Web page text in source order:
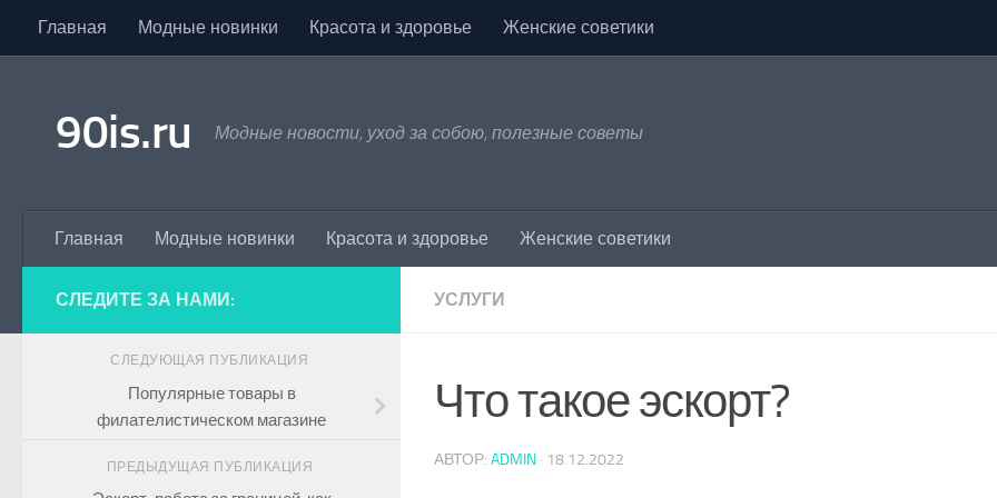
Skip to content
Главная Модные новинки Красота и здоровье Женские советики
90is.ru Модные новости, уход за собою, полезные советы
Главная Модные новинки Красота и здоровье Женские советики
УСЛУГИ
Что такое эскорт?
АВТОР: ADMIN · 18.12.2022
СЛЕДИТЕ ЗА НАМИ:
СЛЕДУЮЩАЯ ПУБЛИКАЦИЯ
Популярные товары в
филателистическом магазине
ПРЕДЫДУЩАЯ ПУБЛИКАЦИЯ